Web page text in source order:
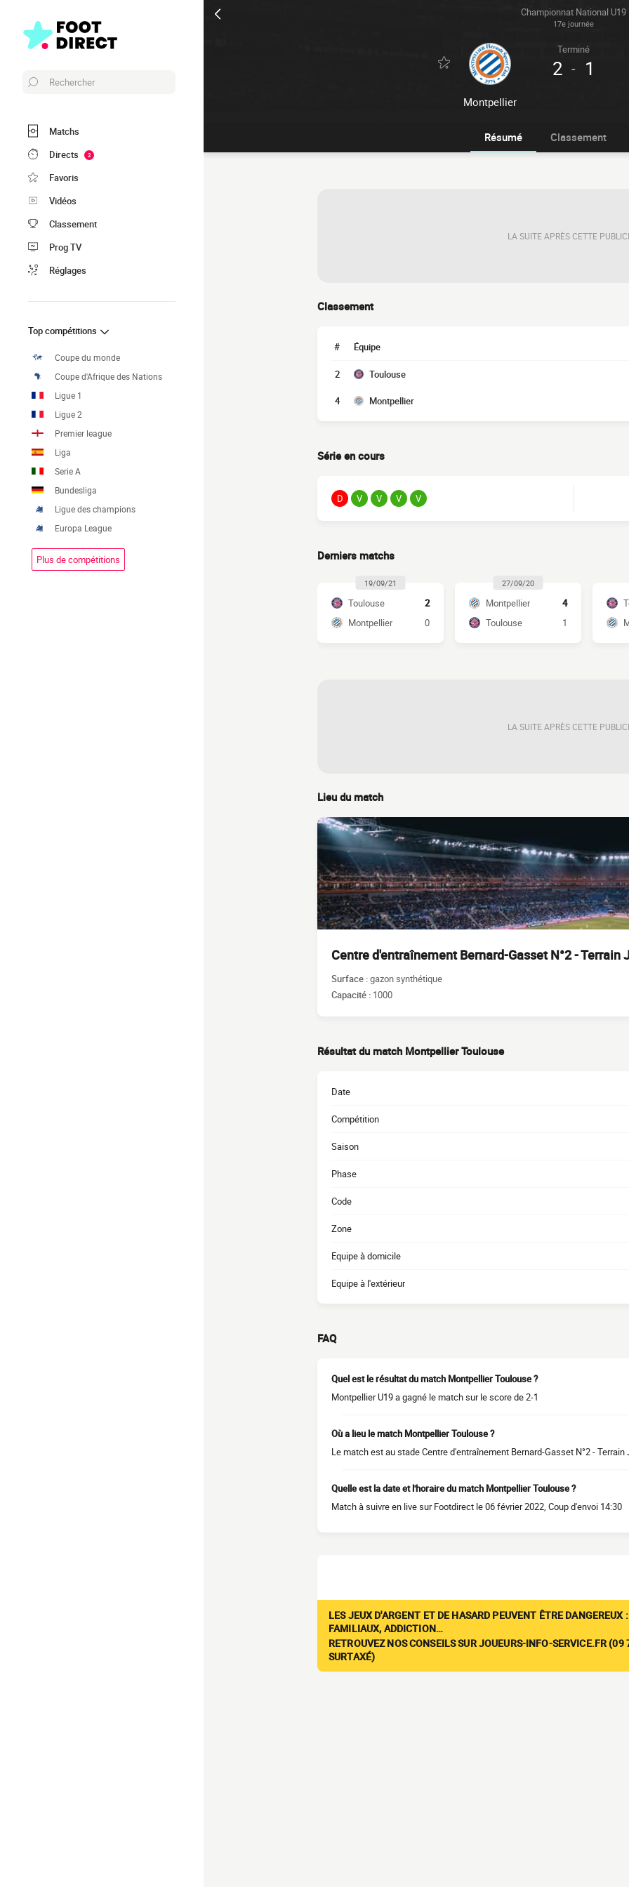
Championnat National U19
17e journée
Montpellier
Terminé
2 - 1
Rechercher
Matchs
Directs
2
Favoris
Vidéos
Classement
Prog TV
Réglages
Top compétitions
Coupe du monde
Coupe d'Afrique des Nations
Ligue 1
Ligue 2
Premier league
Liga
Serie A
Bundesliga
Ligue des champions
Europa League
Plus de compétitions
Résumé Classement
LA SUITE APRÈS CETTE
Classement
# Équipe
2 Toulouse
4 Montpellier
Série en cours
D V V V V
Derniers matchs
19/09/21
Toulouse
2
Montpellier
0
27/09/20
Montpellier
4
Toulouse
1
LA SUITE APRÈS CETTE
Lieu du match
Centre d'entraînement Bernard-Gasset N°2 -
Surface :gazon synthétique
Capacité : 1000
Résultat du match Montpellier Toulouse
Date
Compétition
Saison
Phase
Code
Zone
Equipe à domicile
Equipe à l'extérieur
FAQ
Quel est le résultat du match Montpellier Toulouse ?
Montpellier U19 a gagné le match sur le score de 2-1
Où a lieu le match Montpellier Toulouse ?
Le match est au stade Centre d'entraînement Bernard-Gasset N°2 -
Quelle est la date et l'horaire du match Montpellier Toulouse ?
Match à suivre en live sur Footdirect le 06 février 2022, Coup d'envoi 14:30
LES JEUX D'ARGENT ET DE HASARD PEUVENT ÊTRE DANGEREUX
FAMILIAUX, ADDICTION…
RETROUVEZ NOS CONSEILS SUR JOUEURS-INFO-SERVICE.FR
SURTAXÉ)